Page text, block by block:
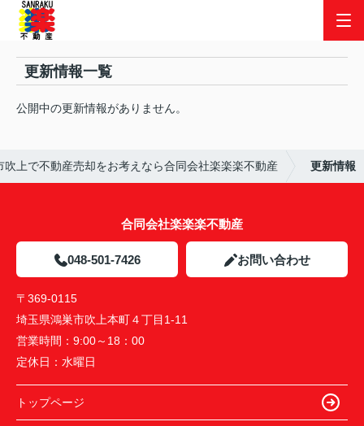
更新情報一覧
公開中の更新情報がありません。
吹上で不動産売却をお考えなら合同会社楽楽楽不動産 更新情報
合同会社楽楽楽不動産
048-501-7426 お問い合わせ
〒369-0115
埼玉県鴻巣市吹上本町４丁目1-11
営業時間： 9:00～18：00
定休日： 水曜日
トップページ